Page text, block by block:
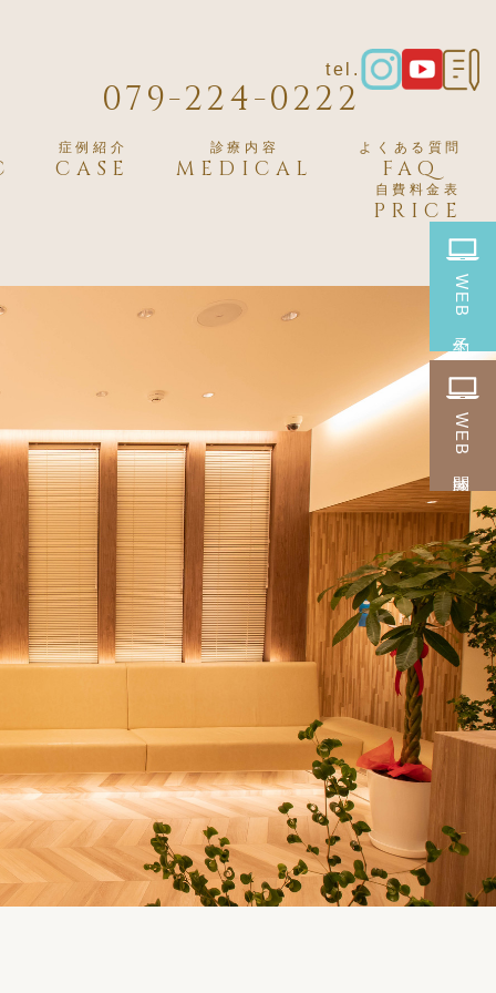
tel.
079-224-0222
症例紹介
CASE
診療内容
MEDICAL
よくある質問
FAQ
自費料金表
PRICE
WEB
WEB